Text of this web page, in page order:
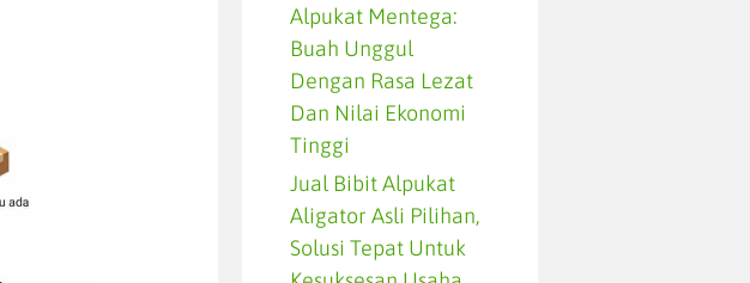
Alpukat Mentega:
Buah Unggul
Dengan Rasa Lezat
Dan Nilai Ekonomi
Tinggi
Jual Bibit Alpukat
Aligator Asli Pilihan,
Solusi Tepat Untuk